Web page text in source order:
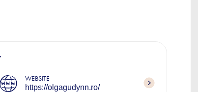
WEBSITE
https://olgagudynn.ro/